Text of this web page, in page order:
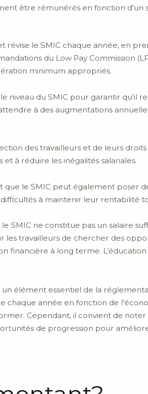
être rémunérés en fonction d’un
le SMIC chaque année, en
du Low Pay Commission
minimum appropriés.
niveau du SMIC pour garantir qu’il
à des augmentations
des travailleurs et de leurs
à réduire les inégalités salariales.
que le SMIC peut également poser
à maintenir leur rentabilité
ne constitue pas un salaire
les travailleurs de chercher des
financière à long terme.
élément essentiel de la
chaque année en fonction de
Cependant, il convient de
de progression pour